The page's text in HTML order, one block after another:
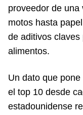
proveedor de
motos hasta
de aditivos
alimentos.
Un dato que
el top 10 desde
estadounidense